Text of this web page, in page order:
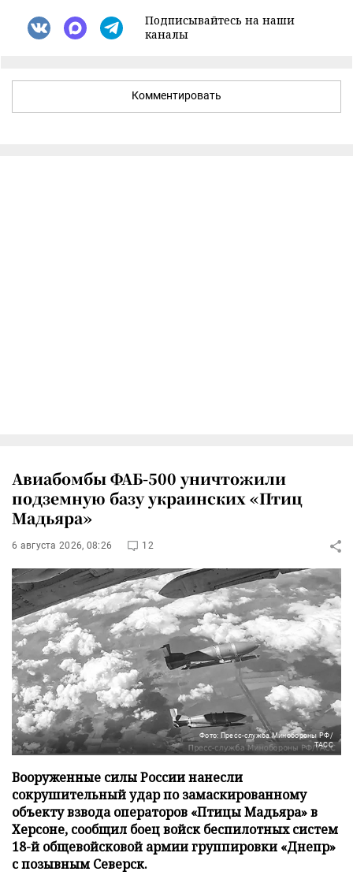
Подписывайтесь на наши
каналы
Комментировать
Авиабомбы ФАБ-500 уничтожили
подземную базу украинских «Птиц
Мадьяра»
6 августа 2026, 08:26 12
Фото: Пресс-служба Минобороны РФ/
ТАСС
Вооруженные силы России нанесли
сокрушительный удар по замаскированному
объекту взвода операторов «Птицы Мадьяра» в
Херсоне, сообщил боец войск беспилотных систем
18-й общевойсковой армии группировки «Днепр»
с позывным Северск.